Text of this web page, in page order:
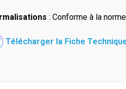
: Conforme à la
Télécharger la Fiche